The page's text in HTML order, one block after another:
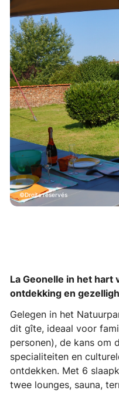
Droits réservés
La Geonelle in het hart
ontdekking en
Gelegen in het
dit gîte, ideaal voor
personen), de kans om
specialiteiten en
ontdekken. Met 6
twee lounges, sauna,